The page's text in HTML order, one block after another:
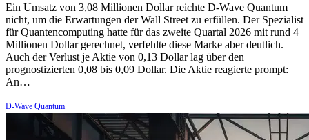
Ein Umsatz von 3,08 Millionen Dollar reichte D-Wave Quantum
nicht, um die Erwartungen der Wall Street zu erfüllen. Der Spezialist
für Quantencomputing hatte für das zweite Quartal 2026 mit rund 4
Millionen Dollar gerechnet, verfehlte diese Marke aber deutlich.
Auch der Verlust je Aktie von 0,13 Dollar lag über den
prognostizierten 0,08 bis 0,09 Dollar. Die Aktie reagierte prompt:
An…
D-Wave Quantum